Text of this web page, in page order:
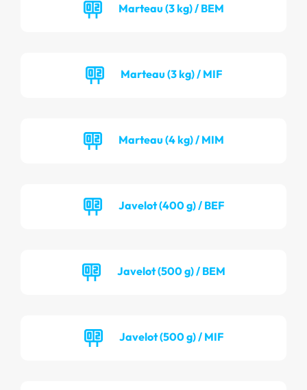
Marteau (3 kg) / BEM
Marteau (3 kg) / MIF
Marteau (4 kg) / MIM
Javelot (400 g) / BEF
Javelot (500 g) / BEM
Javelot (500 g) / MIF